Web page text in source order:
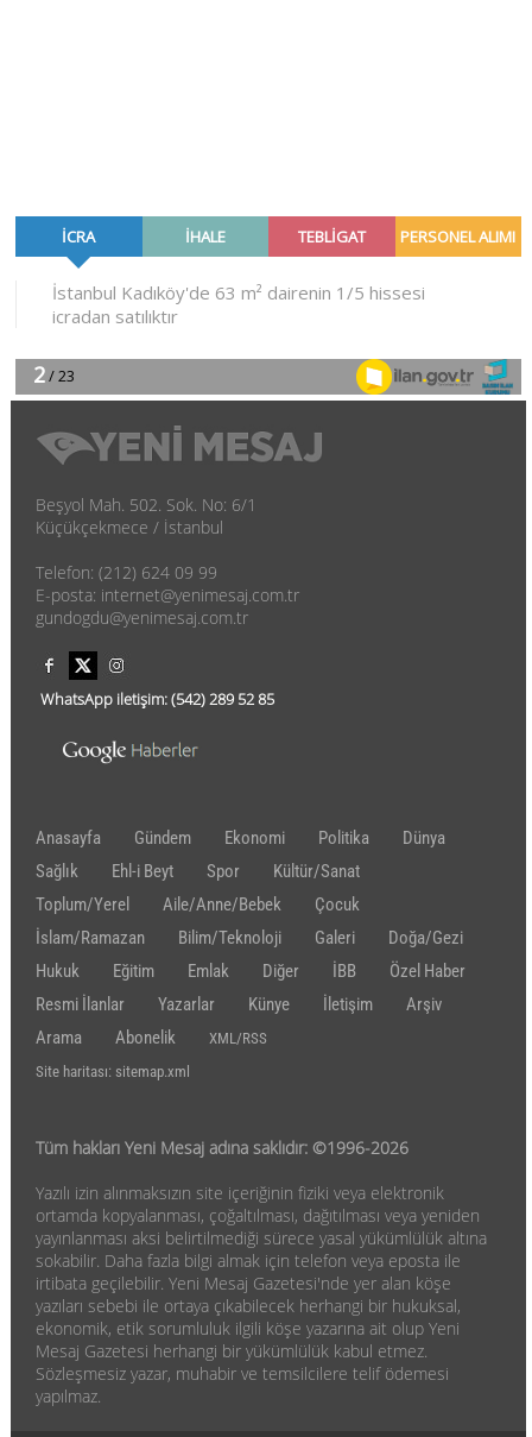
Beşyol Mah. 502. Sok. No: 6/1
Küçükçekmece / İstanbul
Telefon: (212) 624 09 99
E-posta: internet@yenimesaj.com.tr
gundogdu@yenimesaj.com.tr
WhatsApp iletişim:(542)289 52 85
Anasayfa Gündem Ekonomi Politika
Dünya
Sağlık
Ehl-i Beyt Spor
Kültür/Sanat
Toplum/Yerel
Aile/Anne/Bebek
Çocuk
İslam/Ramazan
Bilim/Teknoloji Galeri
Doğa/Gezi
Hukuk
Eğitim Emlak Diğer İBB
Özel Haber
Resmi İlanlar
Yazarlar Künye İletişim
Arşiv
Arama
Abonelik
XML/RSS
Site haritası: sitemap.xml
Tüm hakları Yeni Mesaj adına saklıdır: ©1996-2026
Yazılı izin alınmaksızın site içeriğinin fiziki veya elektronik
ortamda kopyalanması, çoğaltılması, dağıtılması veya yeniden
yayınlanması aksi belirtilmediği sürece yasal yükümlülük altına
sokabilir. Daha fazla bilgi almak için telefon veya eposta ile
irtibata geçilebilir. Yeni Mesaj Gazetesi'nde yer alan köşe
yazıları sebebi ile ortaya çıkabilecek herhangi bir hukuksal,
ekonomik, etik sorumluluk ilgili köşe yazarına ait olup Yeni
Mesaj Gazetesi herhangi bir yükümlülük kabul etmez.
Sözleşmesiz yazar, muhabir ve temsilcilere telif ödemesi
yapılmaz.